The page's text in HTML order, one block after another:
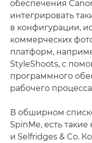
обеспечения
интегрировать
в конфигурации,
коммерческих
платформ,
StyleShoots, с
программного
рабочего
В обширном
SpinMe, есть
и Selfridges & Co.